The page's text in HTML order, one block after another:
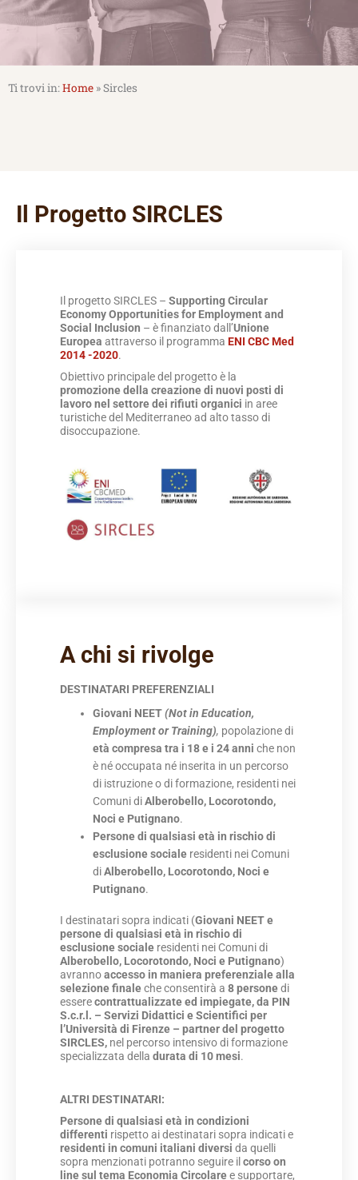
Home »Sircles
Il Progetto SIRCLES
Il progetto SIRCLES – Supporting Circular
Economy Opportunities for Employment and
Social Inclusion – è finanziato dall’Unione
Europea attraverso il programma ENI CBC Med
2014 -2020.
Obiettivo principale del progetto è la
promozione della creazione di nuovi posti di
lavoro nel settore dei rifiuti organici in aree
turistiche del Mediterraneo ad alto tasso di
disoccupazione.
A chi si rivolge
DESTINATARI PREFERENZIALI
Giovani NEET(Not in Education,
Employment or Training), popolazione di
età compresa tra i 18 e i 24 anni che non
è né occupata né inserita in un percorso
di istruzione o di formazione, residenti nei
Comuni diAlberobello, Locorotondo,
Noci e Putignano.
Persone di qualsiasi età in rischio di
esclusione sociale residenti nei Comuni
diAlberobello, Locorotondo, Noci e
Putignano.
I destinatari sopra indicati (Giovani NEET e
persone di qualsiasi età in rischio di
esclusione sociale residenti nei Comuni di
Alberobello, Locorotondo, Noci e Putignano)
avrannoaccesso in maniera preferenziale alla
selezione finaleche consentirà a 8 personedi
esserecontrattualizzate ed impiegate, da PIN
S.c.r.l. – Servizi Didattici e Scientifici per
l’Università di Firenze – partner del progetto
SIRCLES, nel percorso intensivo di formazione
specializzata della durata di 10 mesi.
ALTRI DESTINATARI:
Persone di qualsiasi età in condizioni
differenti rispetto ai destinatari sopra indicati e
residenti in comuni italiani diversi da quelli
sopra menzionati potranno seguire il corso on
line sul tema Economia Circolaree supportare,